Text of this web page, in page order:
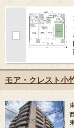
モア・クレスト小